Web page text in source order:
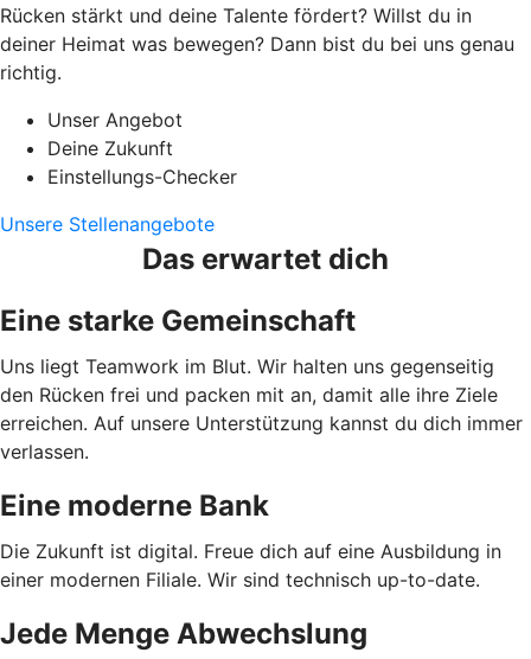
Rücken stärkt und deine Talente fördert? Willst du in
deiner Heimat was bewegen? Dann bist du bei uns genau
richtig.
Unser Angebot
Deine Zukunft
Einstellungs-Checker
Unsere Stellenangebote
Das erwartet dich
Eine starke Gemeinschaft
Uns liegt Teamwork im Blut. Wir halten uns gegenseitig
den Rücken frei und packen mit an, damit alle ihre Ziele
erreichen. Auf unsere Unterstützung kannst du dich immer
verlassen.
Eine moderne Bank
Die Zukunft ist digital. Freue dich auf eine Ausbildung in
einer modernen Filiale. Wir sind technisch up-to-date.
Jede Menge Abwechslung